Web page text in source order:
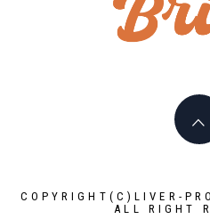
COPYRIGHT(C)LIVER-
ALL RIGHT